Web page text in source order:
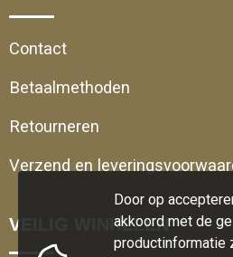
Contact
Betaalmethoden
Retourneren
Verzend en
VEILIG WINKELEN
Door op
akkoord met de
productinformatie